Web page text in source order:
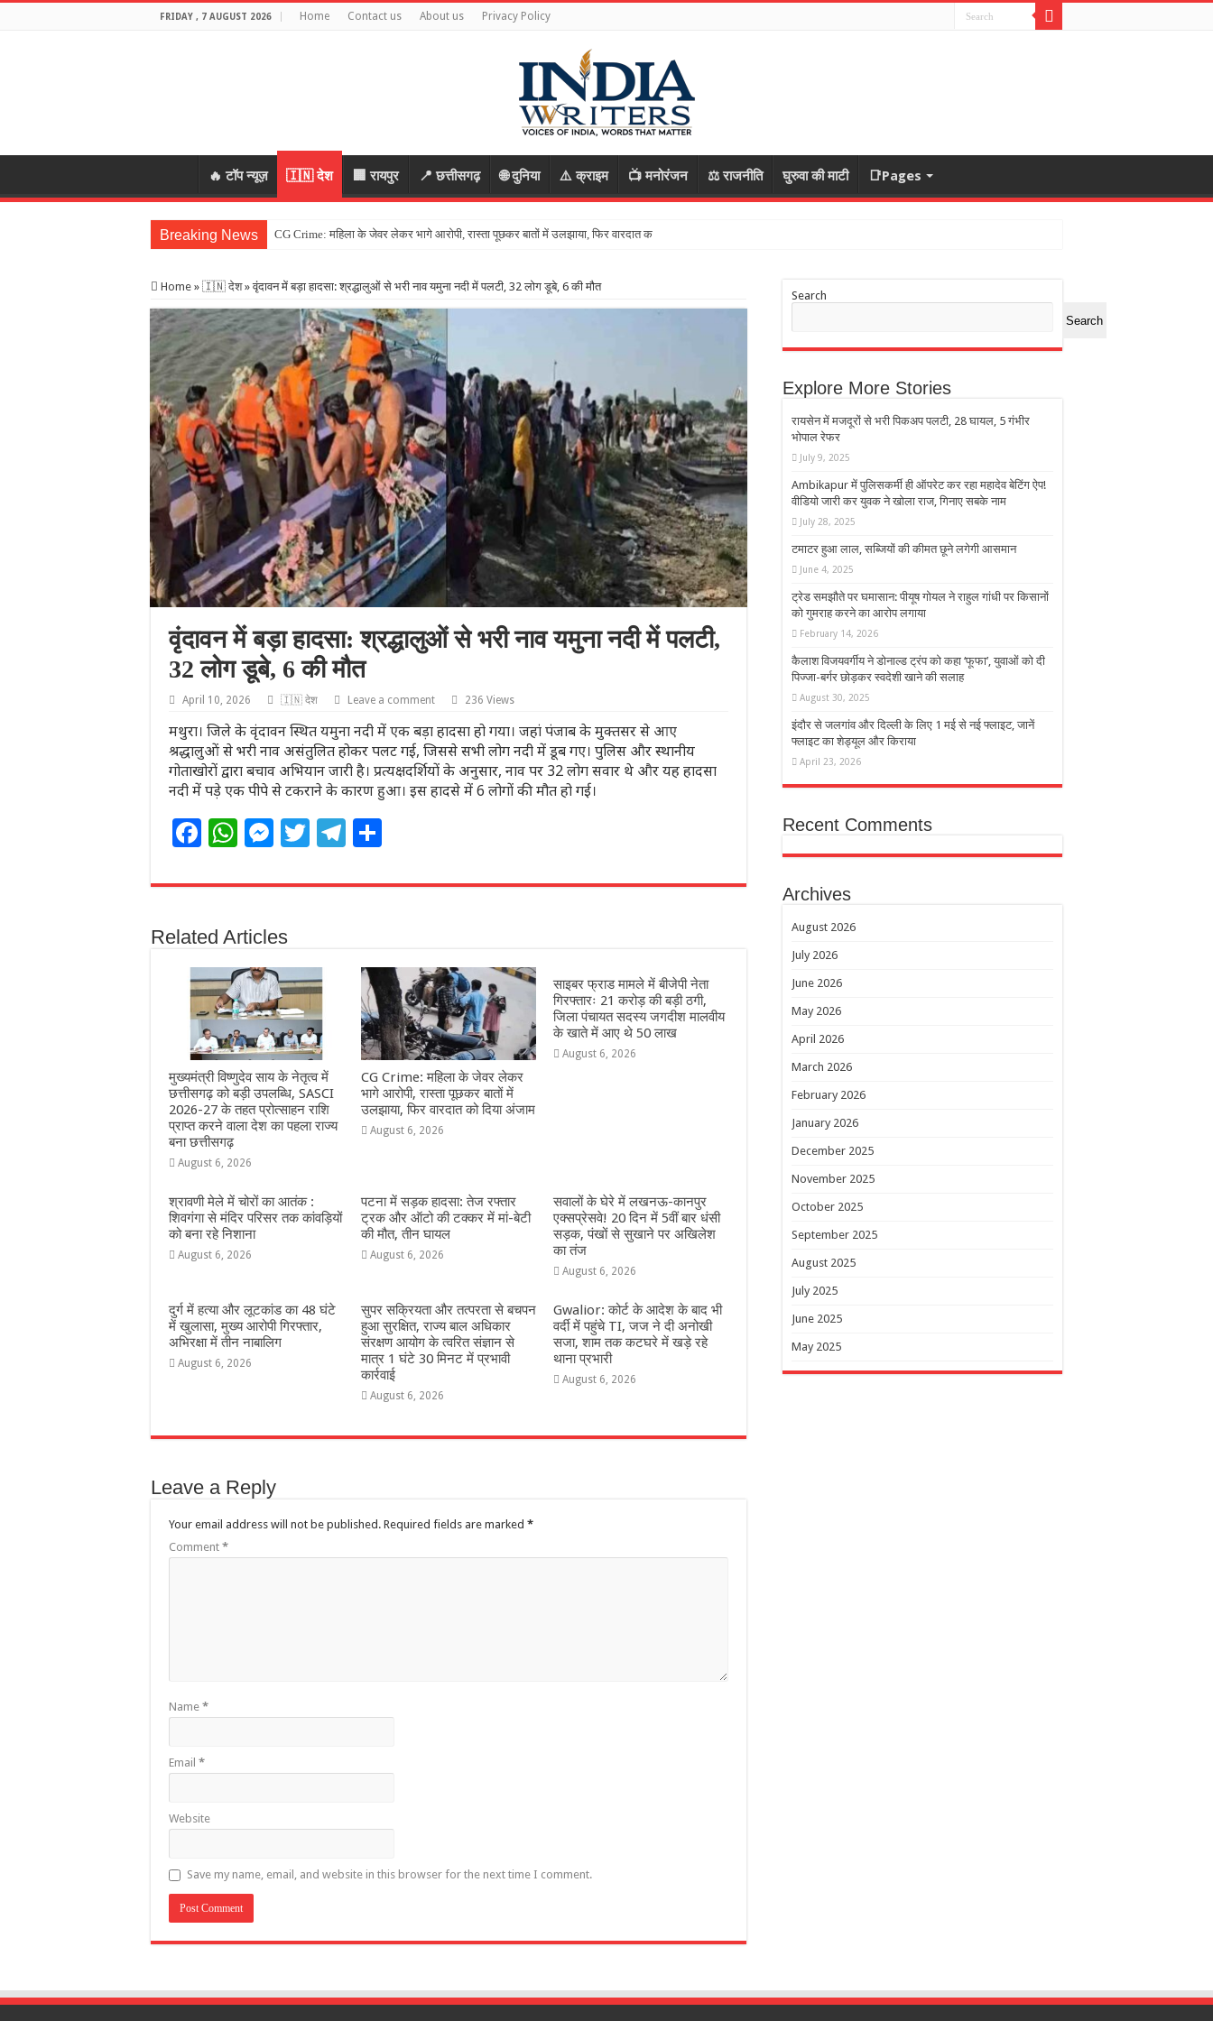
FRIDAY , 7 AUGUST 2026 Home Contact us About us Privacy Policy
🔥 टॉप न्यूज़ 🇮🇳 देश 🏢 रायपुर 📍 छत्तीसगढ़ 🌐 दुनिया ⚠️ क्राइम 📺 मनोरंजन ⚖️ राजनीति घुरुवा की माटी 📑Pages
Breaking News
Home » 🇮🇳 देश » वृंदावन में बड़ा हादसा: श्रद्धालुओं से भरी नाव यमुना नदी में पलटी, 32 लोग डूबे, 6 की मौत
वृंदावन में बड़ा हादसा: श्रद्धालुओं से भरी नाव यमुना नदी में पलटी,
32 लोग डूबे, 6 की मौत
April 10, 2026 🇮🇳 देश Leave a comment 236 Views
मथुरा। जिले के वृंदावन स्थित यमुना नदी में एक बड़ा हादसा हो गया। जहां पंजाब के मुक्तसर से आए
श्रद्धालुओं से भरी नाव असंतुलित होकर पलट गई, जिससे सभी लोग नदी में डूब गए। पुलिस और स्थानीय
गोताखोरों द्वारा बचाव अभियान जारी है। प्रत्यक्षदर्शियों के अनुसार, नाव पर 32 लोग सवार थे और यह हादसा
नदी में पड़े एक पीपे से टकराने के कारण हुआ। इस हादसे में 6 लोगों की मौत हो गई।
F
c
e
b
o
o
k
W
at
s
A
p
p
M
ss
n
g
e
r
T
itt
T
e
m
ar
Related Articles
मुख्यमंत्री विष्णुदेव साय के नेतृत्व में
छत्तीसगढ़ को बड़ी उपलब्धि, SASCI
2026-27 के तहत प्रोत्साहन राशि
प्राप्त करने वाला देश का पहला राज्य
बना छत्तीसगढ़
August 6, 2026
CG Crime: महिला के जेवर लेकर
भागे आरोपी, रास्ता पूछकर बातों में
उलझाया, फिर वारदात को दिया अंजाम
August 6, 2026
साइबर फ्राड मामले में बीजेपी नेता
गिरफ्तारः 21 करोड़ की बड़ी ठगी,
जिला पंचायत सदस्य जगदीश मालवीय
के खाते में आए थे 50 लाख
August 6, 2026
श्रावणी मेले में चोरों का आतंक :
शिवगंगा से मंदिर परिसर तक कांवड़ियों
को बना रहे निशाना
August 6, 2026
पटना में सड़क हादसा: तेज रफ्तार
ट्रक और ऑटो की टक्कर में मां-बेटी
की मौत, तीन घायल
August 6, 2026
सवालों के घेरे में लखनऊ-कानपुर
एक्सप्रेसवे! 20 दिन में 5वीं बार धंसी
सड़क, पंखों से सुखाने पर अखिलेश
का तंज
August 6, 2026
दुर्ग में हत्या और लूटकांड का 48 घंटे
में खुलासा, मुख्य आरोपी गिरफ्तार,
अभिरक्षा में तीन नाबालिग
August 6, 2026
सुपर सक्रियता और तत्परता से बचपन
हुआ सुरक्षित, राज्य बाल अधिकार
संरक्षण आयोग के त्वरित संज्ञान से
मात्र 1 घंटे 30 मिनट में प्रभावी
कार्रवाई
August 6, 2026
Gwalior: कोर्ट के आदेश के बाद भी
वर्दी में पहुंचे TI, जज ने दी अनोखी
सजा, शाम तक कटघरे में खड़े रहे
थाना प्रभारी
August 6, 2026
Leave a Reply
Your email address will not be published. Required fields are marked *
Comment *
Name *
Email *
Website
Save my name, email, and website in this browser for the next time I comment.
Search
Search
Explore More Stories
रायसेन में मजदूरों से भरी पिकअप पलटी, 28 घायल, 5 गंभीर
भोपाल रेफर
July 9, 2025
Ambikapur में पुलिसकर्मी ही ऑपरेट कर रहा महादेव बेटिंग ऐप!
वीडियो जारी कर युवक ने खोला राज, गिनाए सबके नाम
July 28, 2025
टमाटर हुआ लाल, सब्जियों की कीमत छूने लगेगी आसमान
June 4, 2025
ट्रेड समझौते पर घमासान: पीयूष गोयल ने राहुल गांधी पर किसानों
को गुमराह करने का आरोप लगाया
February 14, 2026
कैलाश विजयवर्गीय ने डोनाल्ड ट्रंप को कहा ‘फूफा’, युवाओं को दी
पिज्जा-बर्गर छोड़कर स्‍वदेशी खाने की सलाह
August 30, 2025
इंदौर से जलगांव और दिल्ली के लिए 1 मई से नई फ्लाइट, जानें
फ्लाइट का शेड्यूल और किराया
April 23, 2026
Recent Comments
Archives
August 2026
July 2026
June 2026
May 2026
April 2026
March 2026
February 2026
January 2026
December 2025
November 2025
October 2025
September 2025
August 2025
July 2025
June 2025
May 2025